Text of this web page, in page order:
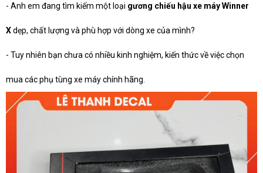
- Anh em đang tìm kiếm một loại gương chiếu hậu xe máy Winner
Xdẹp, chất lượng và phù hợp với dòng xe của mình?
- Tuy nhiên bạn chưa có nhiều kinh nghiệm, kiến thức về việc chọn
mua các phụ tùng xe máy chính hãng.